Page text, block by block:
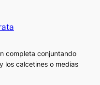
completa conjuntando
los calcetines o medias